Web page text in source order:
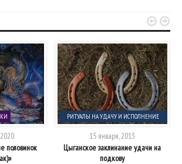
половинок
РИТУАЛЫ НА УДАЧУ И ИСПОЛНЕНИЕ
15 января, 2013
Цыганское заклинание удачи на
подкову
 